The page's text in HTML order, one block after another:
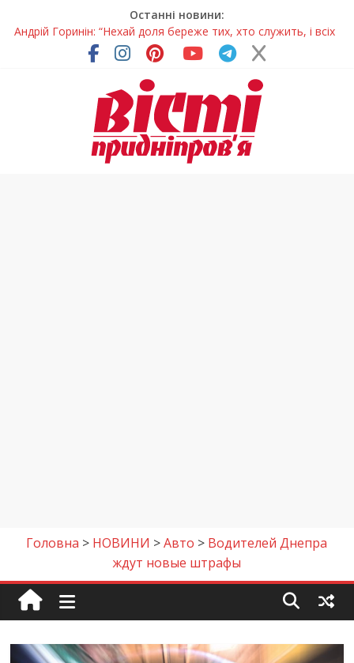
Останні новини:
Жінки, які повертають життя: у Дніпрі відкрили унікальну
фотовиставку
Педагогиню з Дніпра відзначили у престижному
всеукраїнському конкурсі
Дніпро стане головним центром молодіжних проєктів та
ініціатив України
Засинання після півночі може негативно впливати на
Головна > НОВИНИ >Авто > Водителей Днепра
ждут новые штрафы